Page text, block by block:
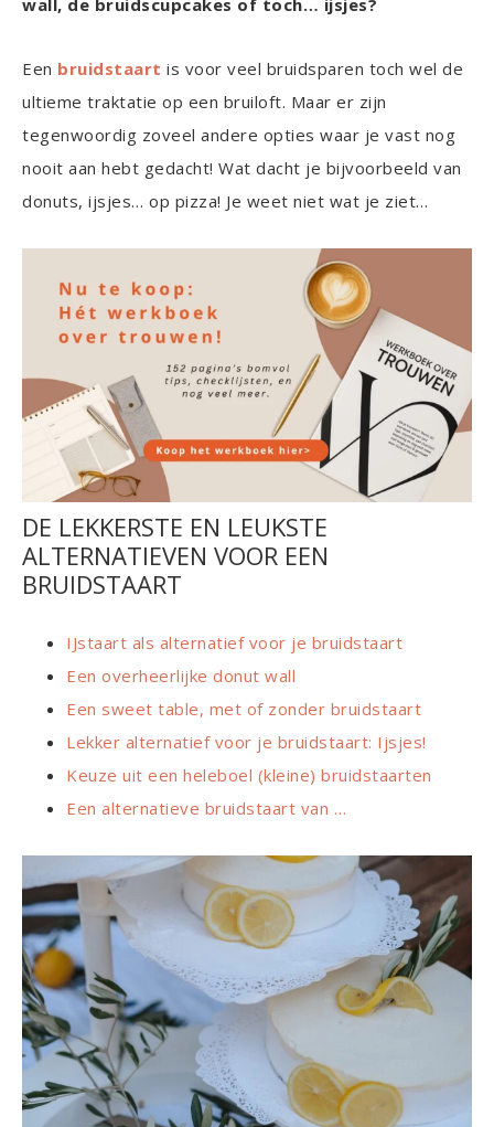
wall, de bruidscupcakes of toch… ijsjes?
Een bruidstaart is voor veel bruidsparen toch wel de
ultieme traktatie op een bruiloft. Maar er zijn
tegenwoordig zoveel andere opties waar je vast nog
nooit aan hebt gedacht! Wat dacht je bijvoorbeeld van
donuts, ijsjes… op pizza! Je weet niet wat je ziet…
DE LEKKERSTE EN LEUKSTE
ALTERNATIEVEN VOOR EEN
BRUIDSTAART
IJstaart als alternatief voor je bruidstaart
Een overheerlijke donut wall
Een sweet table, met of zonder bruidstaart
Lekker alternatief voor je bruidstaart: Ijsjes!
Keuze uit een heleboel (kleine) bruidstaarten
Een alternatieve bruidstaart van …